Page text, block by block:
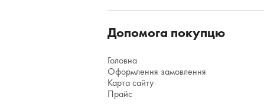
Допомога покупцю
Головна
Оформлення замовлення
Карта сайту
Прайс